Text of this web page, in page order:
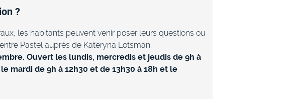
?
les habitants peuvent venir poser leurs questions ou
Pastel auprès de Kateryna Lotsman.
Ouvert les lundis, mercredis et jeudis de 9h à
mardi de 9h à 12h30 et de 13h30 à 18h et le